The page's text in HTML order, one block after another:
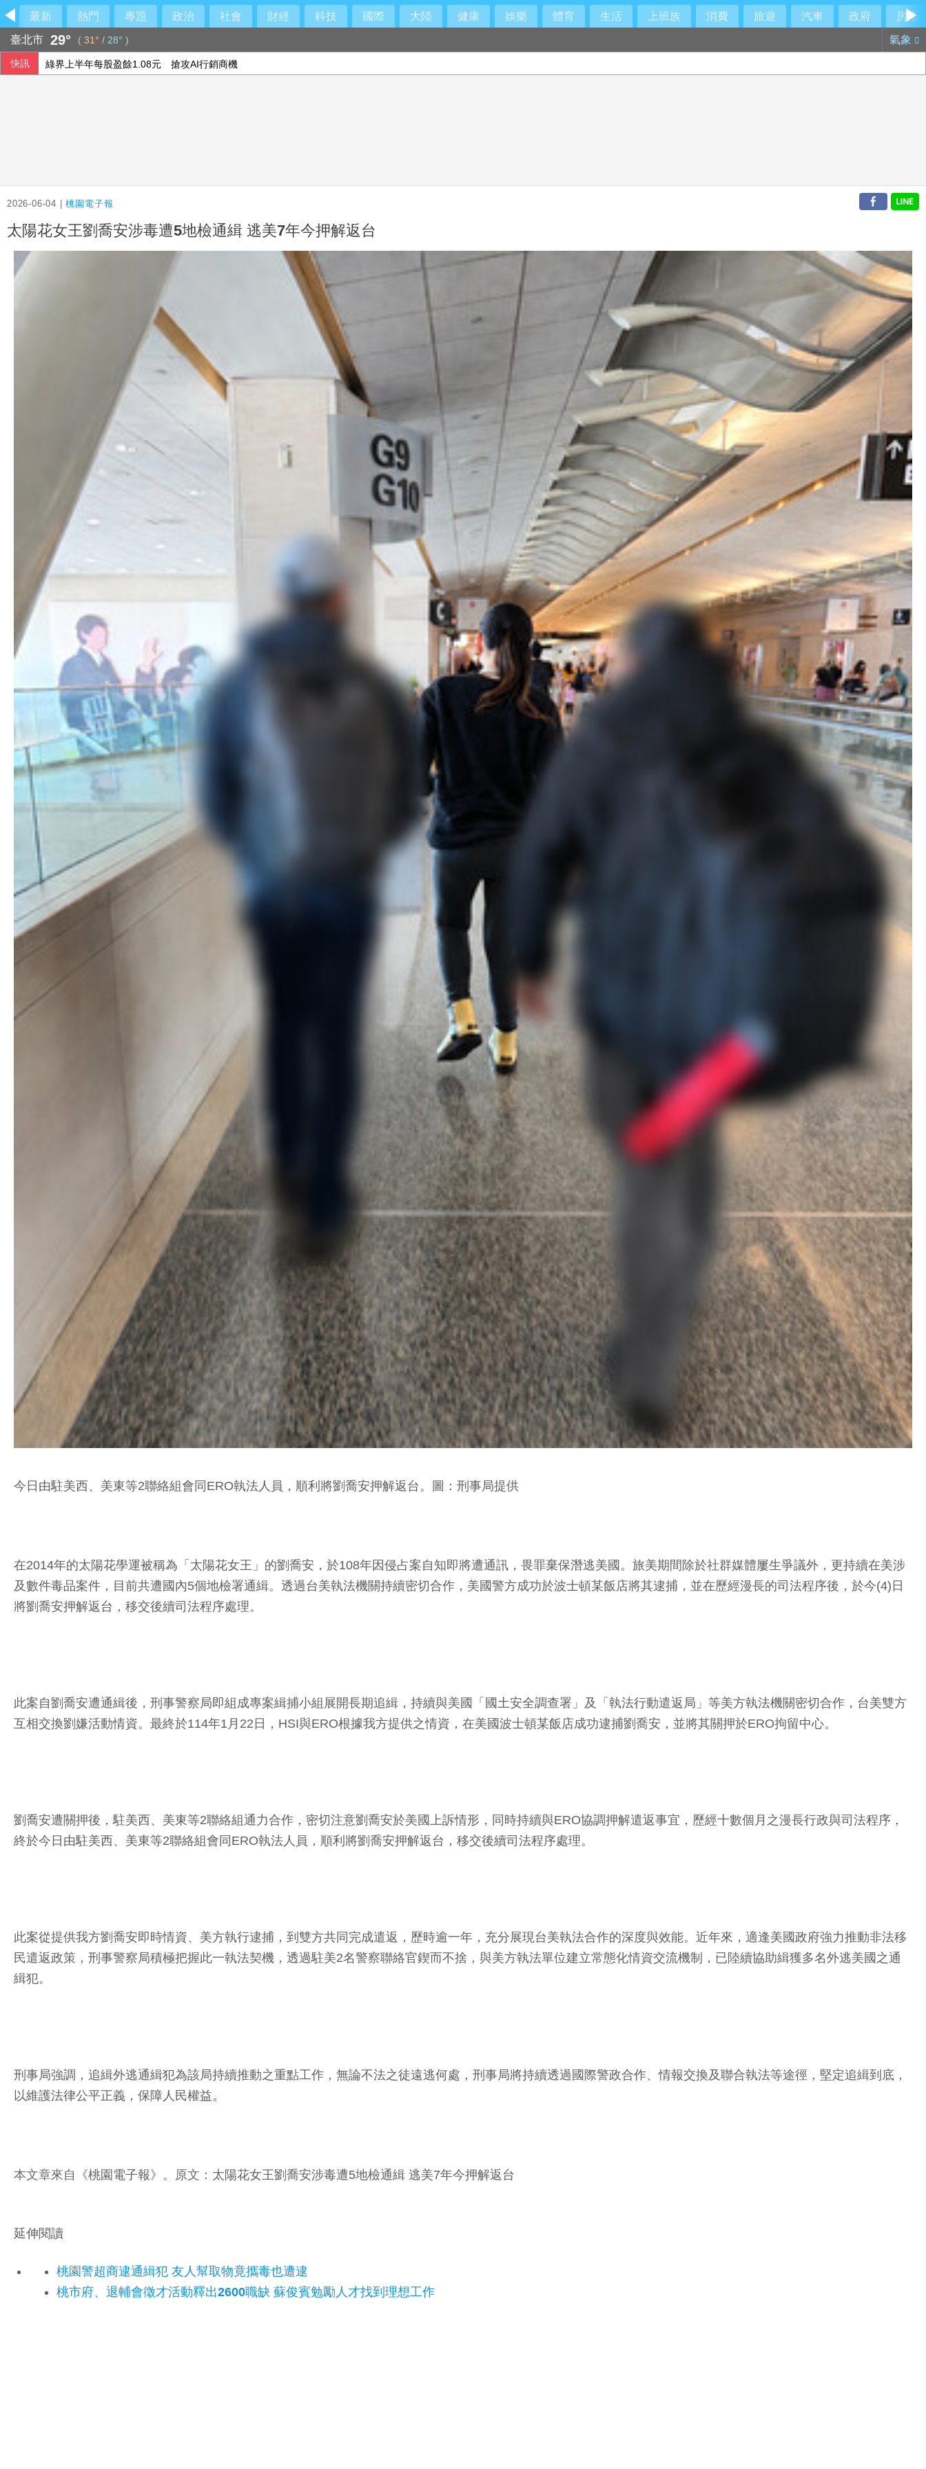
最新 熱門 專題 政治 社會 財經 科技 國際 大陸 健康 娛樂 體育 生活 上班族 消費 旅遊 汽車 政府
房產
臺北市 29° ( 31° / 28° ) 氣象
快訊 綠界上半年每股盈餘1.08元 搶攻AI行銷商機
2026-06-04 |桃園電子報
太陽花女王劉喬安涉毒遭5地檢通緝 逃美7年今押解返台
今日由駐美西、美東等2聯絡組會同ERO執法人員，順利將劉喬安押解返台。圖：刑事局提供
在2014年的太陽花學運被稱為「太陽花女王」的劉喬安，於108年因侵占案自知即將遭通訊，畏罪棄保潛逃美國。旅美期間除於社群媒體屢生爭議外，更持續在美涉
及數件毒品案件，目前共遭國內5個地檢署通緝。透過台美執法機關持續密切合作，美國警方成功於波士頓某飯店將其逮捕，並在歷經漫長的司法程序後，於今(4)日
將劉喬安押解返台，移交後續司法程序處理。
此案自劉喬安遭通緝後，刑事警察局即組成專案緝捕小組展開長期追緝，持續與美國「國土安全調查署」及「執法行動遣返局」等美方執法機關密切合作，台美雙方
互相交換劉嫌活動情資。最終於114年1月22日，HSI與ERO根據我方提供之情資，在美國波士頓某飯店成功逮捕劉喬安，並將其關押於ERO拘留中心。
劉喬安遭關押後，駐美西、美東等2聯絡組通力合作，密切注意劉喬安於美國上訴情形，同時持續與ERO協調押解遣返事宜，歷經十數個月之漫長行政與司法程序，
終於今日由駐美西、美東等2聯絡組會同ERO執法人員，順利將劉喬安押解返台，移交後續司法程序處理。
此案從提供我方劉喬安即時情資、美方執行逮捕，到雙方共同完成遣返，歷時逾一年，充分展現台美執法合作的深度與效能。近年來，適逢美國政府強力推動非法移
民遣返政策，刑事警察局積極把握此一執法契機，透過駐美2名警察聯絡官鍥而不捨，與美方執法單位建立常態化情資交流機制，已陸續協助緝獲多名外逃美國之通
緝犯。
刑事局強調，追緝外逃通緝犯為該局持續推動之重點工作，無論不法之徒遠逃何處，刑事局將持續透過國際警政合作、情報交換及聯合執法等途徑，堅定追緝到底，
以維護法律公平正義，保障人民權益。
本文章來自《桃園電子報 》。原文： 太陽花女王劉喬安涉毒遭5地檢通緝 逃美7年今押解返台
延伸閱讀
桃園警超商逮通緝犯 友人幫取物竟攜毒也遭逮
桃市府、退輔會徵才活動釋出2600職缺 蘇俊賓勉勵人才找到理想工作